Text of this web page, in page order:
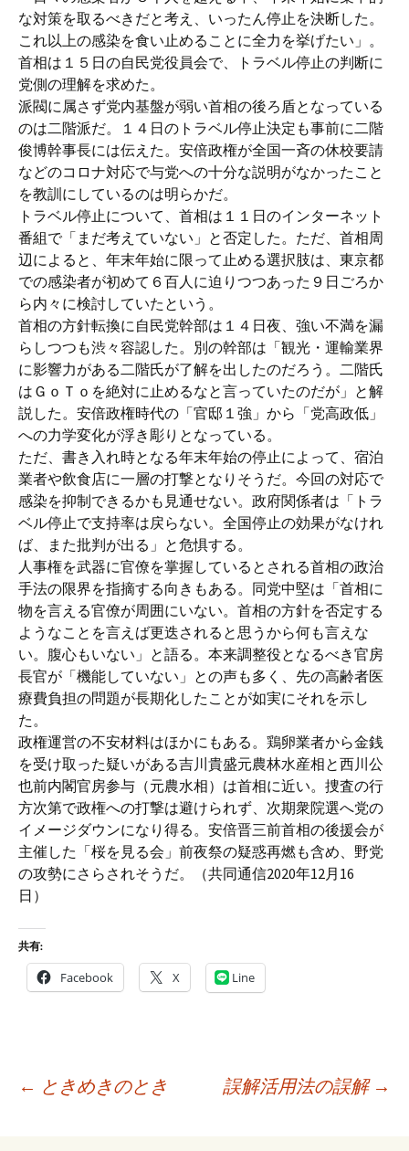
な対策を取るべきだと考え、いったん停止を決断した。
これ以上の感染を食い止めることに全力を挙げたい」。
首相は１５日の自民党役員会で、トラベル停止の判断に
党側の理解を求めた。
派閥に属さず党内基盤が弱い首相の後ろ盾となっている
のは二階派だ。１４日のトラベル停止決定も事前に二階
俊博幹事長には伝えた。安倍政権が全国一斉の休校要請
などのコロナ対応で与党への十分な説明がなかったこと
を教訓にしているのは明らかだ。
トラベル停止について、首相は１１日のインターネット
番組で「まだ考えていない」と否定した。ただ、首相周
辺によると、年末年始に限って止める選択肢は、東京都
での感染者が初めて６百人に迫りつつあった９日ごろか
ら内々に検討していたという。
首相の方針転換に自民党幹部は１４日夜、強い不満を漏
らしつつも渋々容認した。別の幹部は「観光・運輸業界
に影響力がある二階氏が了解を出したのだろう。二階氏
はＧｏＴｏを絶対に止めるなと言っていたのだが」と解
説した。安倍政権時代の「官邸１強」から「党高政低」
への力学変化が浮き彫りとなっている。
ただ、書き入れ時となる年末年始の停止によって、宿泊
業者や飲食店に一層の打撃となりそうだ。今回の対応で
感染を抑制できるかも見通せない。政府関係者は「トラ
ベル停止で支持率は戻らない。全国停止の効果がなけれ
ば、また批判が出る」と危惧する。
人事権を武器に官僚を掌握しているとされる首相の政治
手法の限界を指摘する向きもある。同党中堅は「首相に
物を言える官僚が周囲にいない。首相の方針を否定する
ようなことを言えば更迭されると思うから何も言えな
い。腹心もいない」と語る。本来調整役となるべき官房
長官が「機能していない」との声も多く、先の高齢者医
療費負担の問題が長期化したことが如実にそれを示し
た。
政権運営の不安材料はほかにもある。鶏卵業者から金銭
を受け取った疑いがある吉川貴盛元農林水産相と西川公
也前内閣官房参与（元農水相）は首相に近い。捜査の行
方次第で政権への打撃は避けられず、次期衆院選へ党の
イメージダウンになり得る。安倍晋三前首相の後援会が
主催した「桜を見る会」前夜祭の疑惑再燃も含め、野党
の攻勢にさらされそうだ。（共同通信2020年12月16
日）
共有:
Facebook X Line
← ときめきのとき 誤解活用法の誤解 →